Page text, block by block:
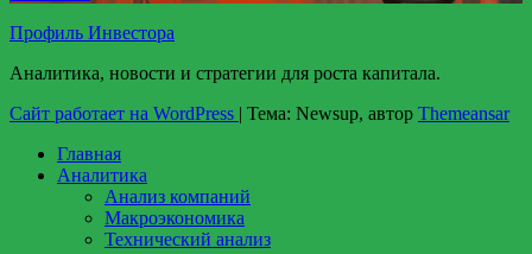
Профиль Инвестора
Аналитика, новости и стратегии для роста капитала.
Сайт работает на WordPress | Тема: Newsup, автор Themeansar
Главная
Аналитика
Анализ компаний
Макроэкономика
Технический анализ